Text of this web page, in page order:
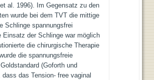
al. 1996). Im Gegensatz zu den
wurde bei dem TVT die mittige
Schlinge spannungsfrei
der Schlinge war möglich
die chirurgische Therapie
die spannungsfreie
(Goforth und
das Tension- free vaginal